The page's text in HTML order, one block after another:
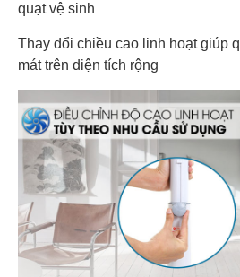
quạt vệ sinh
Thay đổi chiều cao linh hoạt giúp
mát trên diện tích rộng